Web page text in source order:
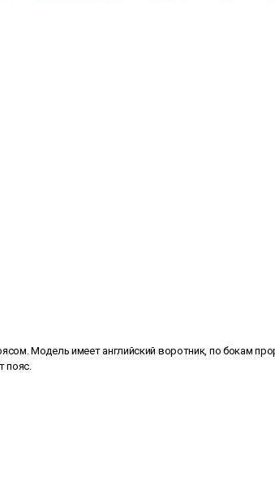
Модель имеет английский воротник, по бокам
пояс.